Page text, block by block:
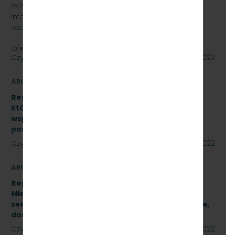
PKP SZYBKA KOLEJ MIEJSKA W TRÓJMIEŚCIE SP. Z O.O.
informuje, że wystawia na sprzedaż samochód
osobowy Skoda SuperB.
Oferty należy składać do dnia…
Czytaj dalej
01 września 2022
ARCHIWUM
Regulamin udzielania zamówień publicznych,
których wartość jest niższa niż 130 000 zł netto,
współfinansowanych z środków pomocowych,
pochodzących z Funduszy UE
Czytaj dalej
23 sierpnia 2022
ARCHIWUM
Regulamin Udzielania przez PKP Szybka Kolej
Miejska w Trójmieście Sp. z o.o. zamówień
sektorowych podprogowych na roboty budowlane,
dostawy i usługi
Czytaj dalej
23 sierpnia 2022